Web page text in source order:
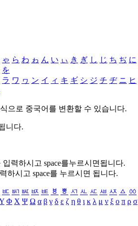
ゃ ら わ ゎ ん い ぃ き ぎ し じ ち ぢ に
を
ラ ワ ヮ ン イ ィ キ ギ シ ジ チ ヂ ニ ヒ
으로 중국어를 변환할 수 있습니다.
니다.
입력하시고 space를누르시면됩니다.
하시고 space를 누르시면 됩니다.
ㅳ ㅴ ㅵ ㅶ ㅷ ㅸ ㅹ ㅺ ㅻ ㅼ ㅽ ㅾ ㅿ ㆀ
Φ Χ Ψ Ω α β γ δ ε ζ η θ ι κ λ μ ν ξ ο π ρ σ